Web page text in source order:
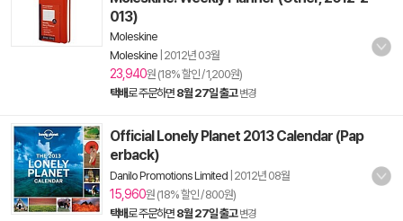
013)
Moleskine
Moleskine 2012년 03월
23,940원 (18% 할인 / 1,200원)
택배로 주문하면 8월 27일 출고 변경
Official Lonely Planet 2013 Calendar (Pap
erback)
Danilo Promotions Limited 2012년 08월
15,960원 (18% 할인 / 800원)
택배로 주문하면 8월 27일 출고 변경